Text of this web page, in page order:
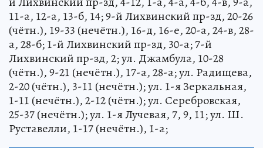
11-а, 12-а, 13-б, 14; 9-й Лихвинский пр-зд, 20-26
(чётн.), 19-33 (нечётн.), 16-д, 16-е, 20-а, 24-в, 28-
а, 28-б; 1-й Лихвинский пр-зд, 30-а; 7-й
Лихвинский пр-зд, 2; ул. Джамбула, 10-28
(чётн.), 9-21 (нечётн.), 17-а, 28-а; ул. Радищева,
2-20 (чётн.), 3-11 (нечётн.); ул. 1-я Зеркальная,
1-11 (нечётн.), 2-12 (чётн.); ул. Серебровская,
25-37 (нечётн.); ул. 1-я Лучевая, 7, 9, 11; ул. Ш.
Руставелли, 1-17 (нечётн.), 1-а;